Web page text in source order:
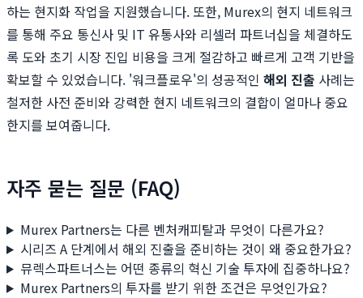
하는 현지화 작업을 지원했습니다. 또한, Murex의 현지 네트워크
를 통해 주요 통신사 및 IT 유통사와 리셀러 파트너십을 체결하도
록 도와 초기 시장 진입 비용을 크게 절감하고 빠르게 고객 기반을
확보할 수 있었습니다. '워크플로우'의 성공적인 해외 진출 사례는
철저한 사전 준비와 강력한 현지 네트워크의 결합이 얼마나 중요
한지를 보여줍니다.
자주 묻는 질문 (FAQ)
Murex Partners는 다른 벤처캐피탈과 무엇이 다른가요?
시리즈 A 단계에서 해외 진출을 준비하는 것이 왜 중요한가요?
뮤렉스파트너스는 어떤 종류의 혁신 기술 투자에 집중하나요?
Murex Partners의 투자를 받기 위한 조건은 무엇인가요?